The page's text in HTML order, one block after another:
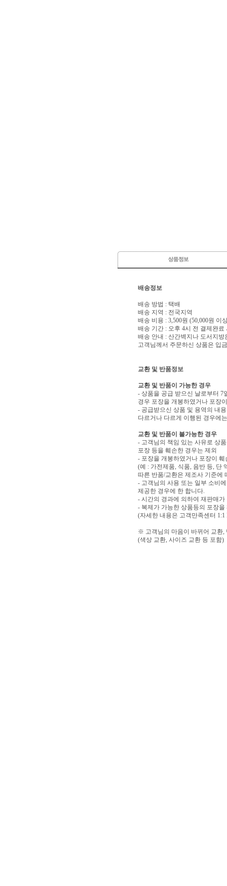
배송정보
배송 방법 : 택배
배송 지역 : 전국지역
배송 비용 : 3,500원 (50,000원 이
배송 기간 : 오후 4시 전 결제완료
배송 안내 : 산간벽지나 도서지
고객님께서 주문하신 상품은 입
교환 및 반품정보
교환 및 반품이 가능한 경우
- 상품을 공급 받으신 날로부터 7
경우 포장을 개봉하였거나 포장
- 공급받으신 상품 및 용역의 내
다르거나 다르게 이행된 경우에
교환 및 반품이 불가능한 경우
- 고객님의 책임 있는 사유로 상
포장 등을 훼손한 경우는 제외
- 포장을 개봉하였거나 포장이
(예 : 가전제품, 식품, 음반 등, 단
따른 반품/교환은 제조사 기준에
- 고객님의 사용 또는 일부 소비
제공한 경우에 한 합니다.
- 시간의 경과에 의하여 재판매
- 복제가 가능한 상품등의 포장을
(자세한 내용은 고객만족센터
※ 고객님의 마음이 바뀌어 교환,
(색상 교환, 사이즈 교환 등 포함)